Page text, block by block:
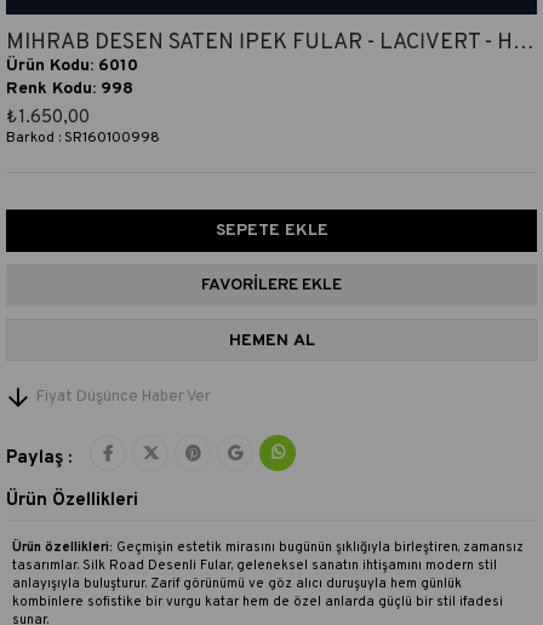
MIHRAB DESEN SATEN İPEK FULAR - LACİVERT - HAKİ
Ürün Kodu: 6010
Renk Kodu: 998
₺1.650,00
Barkod : SR160100998
FAVORILERE EKLE
Fiyat Düşünce Haber Ver
Paylaş :
Ürün Özellikleri
Ürün özellikleri: Geçmişin estetik mirasını bugünün şıklığıyla birleştiren, zamansız
tasarımlar. Silk Road Desenli Fular, geleneksel sanatın ihtişamını modern stil
anlayışıyla buluşturur. Zarif görünümü ve göz alıcı duruşuyla hem günlük
kombinlere sofistike bir vurgu katar hem de özel anlarda güçlü bir stil ifadesi
sunar.